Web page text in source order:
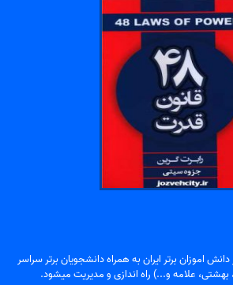
اموزان برتر ایران به همراه دانشجویان برتر سراسر
بهشتی، علامه و...) راه اندازی و مدیریت میشود.